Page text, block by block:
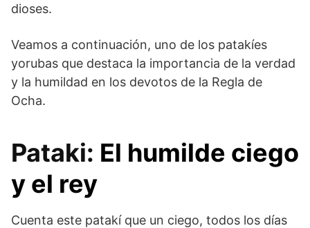
dioses.
Veamos a continuación, uno de los patakíes
yorubas que destaca la importancia de la verdad
y la humildad en los devotos de la Regla de
Ocha.
Pataki: El humilde ciego
y el rey
Cuenta este patakí que un ciego, todos los días